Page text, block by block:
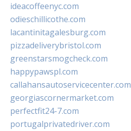
ideacoffeenyc.com
odieschillicothe.com
lacantinitagalesburg.com
pizzadeliverybristol.com
greenstarsmogcheck.com
happypawspl.com
callahansautoservicecenter.com
georgiascornermarket.com
perfectfit24-7.com
portugalprivatedriver.com